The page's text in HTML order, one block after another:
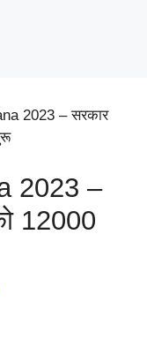
2023 – सरकार
2023 –
12000